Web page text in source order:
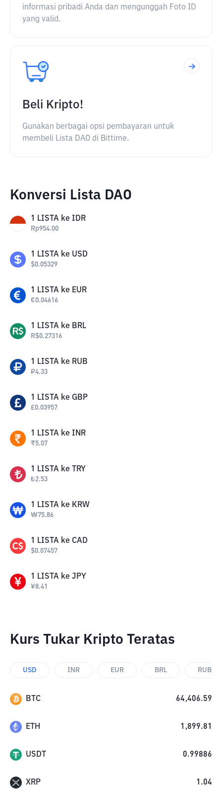
informasi pribadi Anda dan mengunggah Foto ID
yang valid.
Beli Kripto!
Gunakan berbagai opsi pembayaran untuk
membeli Lista DAO di Bittime.
Konversi Lista DAO
1 LISTA ke IDR
Rp954.00
1 LISTA ke USD
$0.05329
1 LISTA ke EUR
€0.04616
1 LISTA ke BRL
R$0.27316
1 LISTA ke RUB
₽4.33
1 LISTA ke GBP
£0.03957
1 LISTA ke INR
₹5.07
1 LISTA ke TRY
₺2.53
1 LISTA ke KRW
₩75.86
1 LISTA ke CAD
$0.07457
1 LISTA ke JPY
¥8.41
Kurs Tukar Kripto Teratas
USD INR EUR BRL RUB
BTC 64,406.59
ETH 1,899.81
USDT 0.99886
XRP 1.04